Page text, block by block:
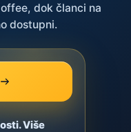
dok članci na
dostupni.
Više